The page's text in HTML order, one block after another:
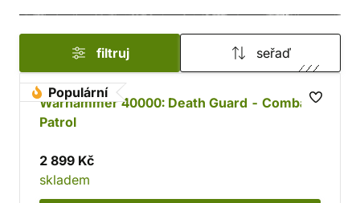
filtruj seřaď
Populární
Warhammer 40000: Death Guard - Combat
Patrol
2 899 Kč
skladem